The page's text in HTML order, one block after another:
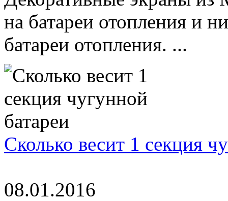
на батареи отопления
батареи отопления. ...
Сколько весит 1 секция
08.01.2016